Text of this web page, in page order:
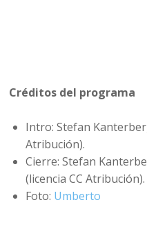
Créditos del programa
Intro: Stefan
Atribución).
Cierre: Stefan
(licencia CC Atribución).
Foto: Umberto